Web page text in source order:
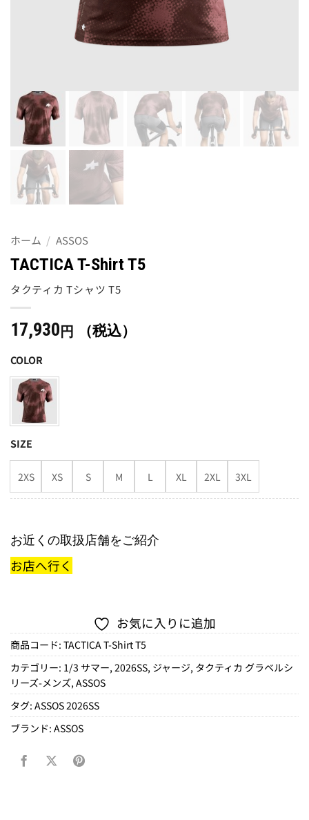
ホーム / ASSOS
TACTICA T-Shirt T5
タクティカ Tシャツ T5
17,930 円 （税込）
COLOR
SIZE
2XS XS S M L XL 2XL 3XL
お近くの取扱店舗をご紹介
お店へ行く
お気に入りに追加
商品コード: TACTICA T-Shirt T5
カテゴリー: 1/3 サマー, 2026SS, ジャージ, タクティカ グラベルシ
リーズ-メンズ, ASSOS
タグ: ASSOS 2026SS
ブランド: ASSOS